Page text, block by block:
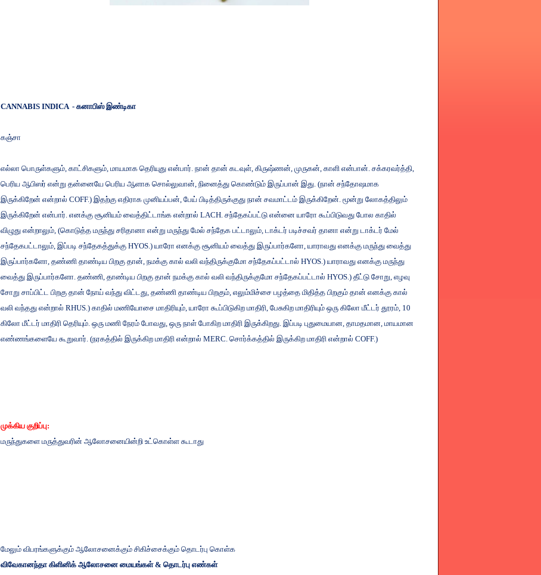
CANNABIS INDICA - கனாபிஸ் இண்டிகா
கஞ்சா
எல்லா பொருள்களும், காட்சிகளும், மாயமாக தெரியுது என்பார். நான் தான் கடவுள், கிருஷ்ணன், முருகன், காளி என்பான். சக்கரவர்த்தி,
பெரிய ஆபிஸர் என்று தன்னையே பெரிய ஆளாக சொல்லுவான், நினைத்து கொண்டும் இருப்பான் இது. (நான் சந்தோஷமாக
இருக்கிறேன் என்றால் COFF.) இதற்கு எதிராக முனியப்பன், பேய் பிடித்திருக்குது நான் சவமாட்டம் இருக்கிறேன். மூன்று லோகத்திலும்
இருக்கிறேன் என்பார். எனக்கு சூனியம் வைத்திட்டாங்க என்றால் LACH. சந்தேகப்பட்டு என்னை யாரோ கூப்பிடுவது போல காதில்
விழுது என்றாலும், (கொடுத்த மருந்து சரிதானா என்று மருந்து மேல் சந்தேக பட்டாலும், டாக்டர் படிச்சவர் தானா என்று டாக்டர் மேல்
சந்தேகபட்டாலும், இப்படி சந்தேகத்துக்கு HYOS.) யாரோ எனக்கு சூனியம் வைத்து இருப்பார்களோ, யாராவது எனக்கு மருந்து வைத்து
இருப்பார்களோ, தண்ணி தாண்டிய பிறகு தான், நமக்கு கால் வலி வந்திருக்குமோ சந்தேகப்பட்டால் HYOS.) யாராவது எனக்கு மருந்து
வைத்து இருப்பார்களோ. தண்ணி, தாண்டிய பிறகு தான் நமக்கு கால் வலி வந்திருக்குமோ சந்தேகப்பட்டால் HYOS.) தீட்டு சோறு, எழவு
சோறு சாப்பிட்ட பிறகு தான் நோய் வந்து விட்டது, தண்ணி தாண்டிய பிறகும், எலும்மிச்சை பழத்தை மிதித்த பிறகும் தான் எனக்கு கால்
வலி வந்தது என்றால் RHUS.) காதில் மணியோசை மாதிரியும், யாரோ கூப்பிடுகிற மாதிரி, பேசுகிற மாதிரியும் ஒரு கிலோ மீட்டர் தூரம், 10
கிலோ மீட்டர் மாதிரி தெரியும். ஒரு மணி நேரம் போவது, ஒரு நாள் போகிற மாதிரி இருக்கிறது. இப்படி புதுமையான, தாமதமான, மாயமான
எண்ணங்களையே கூறுவார். (நரகத்தில் இருக்கிற மாதிரி என்றால் MERC. சொர்க்கத்தில் இருக்கிற மாதிரி என்றால் COFF.)
முக்கிய குறிப்பு:
மருந்துகளை மருத்துவரின் ஆலோசனையின்றி உட்கொள்ள கூடாது
மேலும் விபரங்களுக்கும் ஆலோசனைக்கும் சிகிச்சைக்கும் தொடர்பு கொள்க
விவேகானந்தா கிளினிக் ஆலோசனை மையங்கள்& தொடர்பு எண்கள்